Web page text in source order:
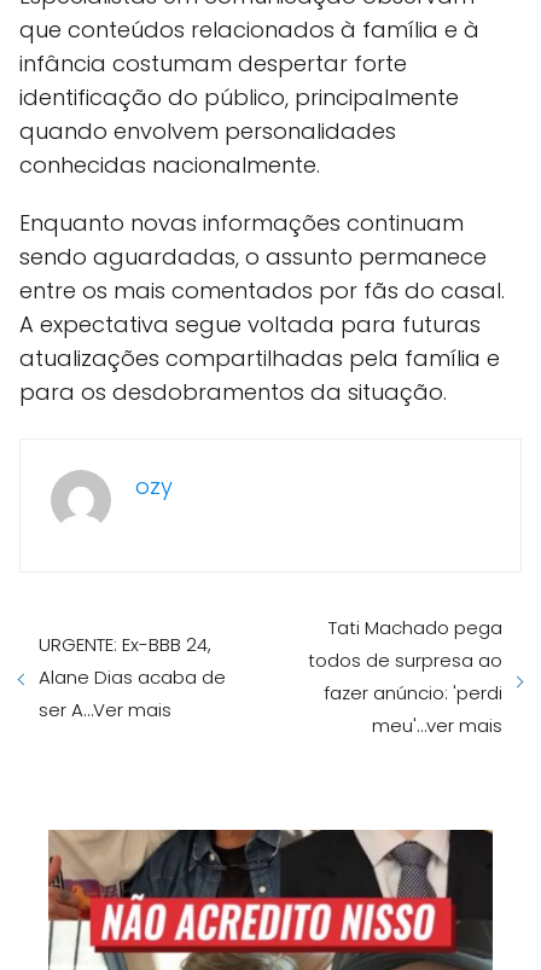
que conteúdos relacionados à família e à
infância costumam despertar forte
identificação do público, principalmente
quando envolvem personalidades
conhecidas nacionalmente.
Enquanto novas informações continuam
sendo aguardadas, o assunto permanece
entre os mais comentados por fãs do casal.
A expectativa segue voltada para futuras
atualizações compartilhadas pela família e
para os desdobramentos da situação.
ozy
URGENTE: Ex-BBB 24,
Alane Dias acaba de
ser A…Ver mais
Tati Machado pega
todos de surpresa ao
fazer anúncio: 'perdi
meu'…ver mais